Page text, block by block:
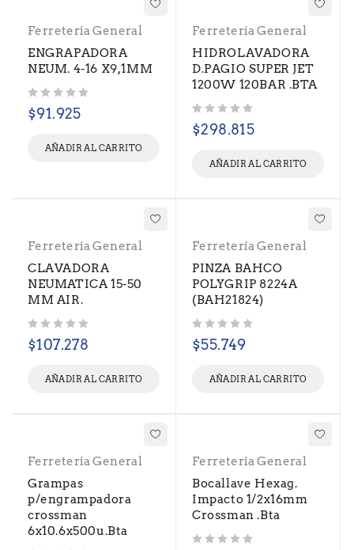
Ferretería General
ENGRAPADORA
NEUM. 4-16 X9,1MM
$91.925
AÑADIR AL CARRITO
Ferretería General
HIDROLAVADORA
D.PAGIO SUPER JET
1200W 120BAR .BTA
$298.815
AÑADIR AL CARRITO
Ferretería General
CLAVADORA
NEUMATICA 15-50
MM AIR.
$107.278
AÑADIR AL CARRITO
Ferretería General
PINZA BAHCO
POLYGRIP 8224A
(BAH21824)
$55.749
AÑADIR AL CARRITO
Ferretería General
Grampas
p/engrampadora
crossman
6x10.6x500u.Bta
Ferretería General
Bocallave Hexag.
Impacto 1/2x16mm
Crossman .Bta